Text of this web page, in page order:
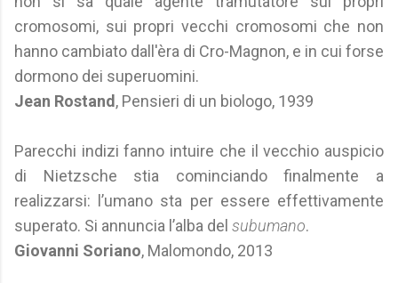
cromosomi, sui propri vecchi cromosomi che non
hanno cambiato dall'èra di Cro-Magnon, e in cui forse
dormono dei superuomini.
Jean Rostand , Pensieri di un biologo, 1939
Parecchi indizi fanno intuire che il vecchio auspicio
di Nietzsche stia cominciando finalmente a
realizzarsi: l’umano sta per essere effettivamente
superato. Si annuncia l’alba del subumano.
Giovanni Soriano, Malomondo, 2013